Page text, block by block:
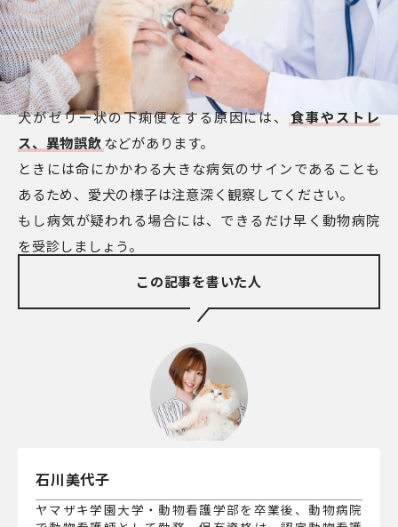
犬がゼリー状の下痢便をする原因には、 食事やストレ
ス、異物誤飲などがあります。
ときには命にかかわる大きな病気のサインであることも
あるため、愛犬の様子は注意深く観察してください。
もし病気が疑われる場合には、できるだけ早く動物病院
を受診しましょう。
この記事を書いた人
石川美代子
ヤマザキ学園大学・動物看護学部を卒業後、動物病院